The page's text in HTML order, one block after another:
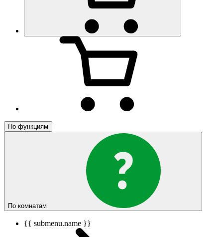
По функциям
По комнатам
{{ submenu.name }}